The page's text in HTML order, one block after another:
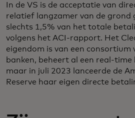
In de VS is de acceptatie van
relatief langzamer van de grond
slechts 1,5% van het totale
volgens het ACI-rapport. Het
eigendom is van een consortium
banken, beheert al een real-
maar in juli 2023 lanceerde de
Reserve haar eigen directe